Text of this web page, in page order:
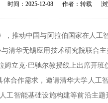
时间： 2025-12-08 作者： 转载 浏
，推动中国与阿拉伯国家在人工
清华无锡应用技术研究院联合
立克·巴驰尔教授线上出席开班
合作需求，邀请清华大学人工
工智能基础设施构建等前沿主